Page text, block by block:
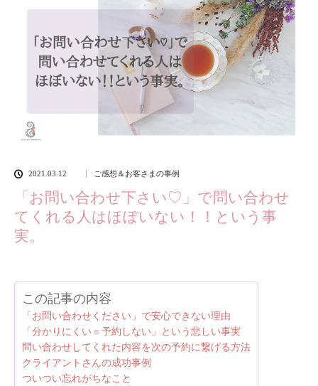
2021.03.12 ご感想＆お客さまの事例
「お問い合わせ下さい♡」で問い合わせ
てくれる人はほぼいない！！という事
実。
この記事の内容
「お問い合わせください」で安心できない理由
「分かりにくい＝予約しない」という悲しい事実
問い合わせしてくれた内容を次の予約に繋げる方法
クライアントさんの成功事例
ついつい忘れがちなこと